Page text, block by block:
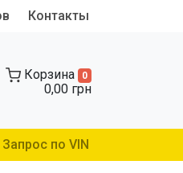
Контакты
Корзина 0
0,00 грн
Запрос по VIN